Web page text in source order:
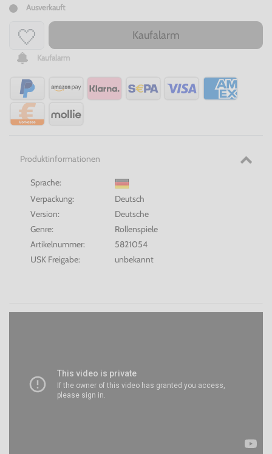
Ausverkauft
Kaufalarm
Kaufalarm
Produktinformationen
Sprache:
Verpackung:
Deutsch
Version:
Deutsche
Genre:
Rollenspiele
Artikelnummer:
5821054
USK Freigabe:
unbekannt